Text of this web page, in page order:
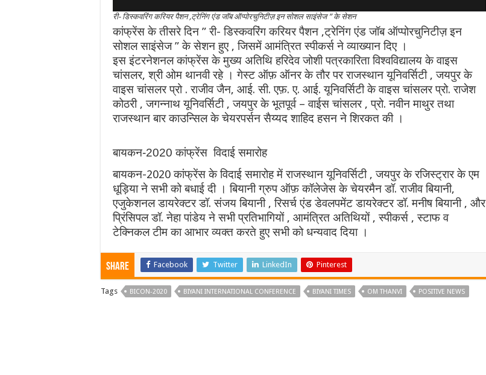
री- डिस्कवरिंग करियर पैशन ,ट्रेनिंग एंड जॉब ऑप्पोरचुनिटीज़ इन सोशल साइंसेज ” के सेशन
कांफ्रेंस के तीसरे दिन ” री- डिस्कवरिंग करियर पैशन ,ट्रेनिंग एंड जॉब ऑप्पोरचुनिटीज़ इन
सोशल साइंसेज ” के सेशन हुए , जिसमें आमंत्रित स्पीकर्स ने व्याख्यान दिए ।
इस इंटरनेशनल कांफ्रेंस के मुख्य अतिथि हरिदेव जोशी पत्रकारिता विश्वविद्यालय के वाइस
चांसलर, श्री ओम थानवी रहे । गेस्ट ऑफ़ ऑनर के तौर पर राजस्थान यूनिवर्सिटी , जयपुर के
वाइस चांसलर प्रो . राजीव जैन, आई. सी. एफ़. ए. आई. यूनिवर्सिटी के वाइस चांसलर प्रो. राजेश
कोठरी , जगन्नाथ यूनिवर्सिटी , जयपुर के भूतपूर्व – वाईस चांसलर , प्रो. नवीन माथुर तथा
राजस्थान बार काउन्सिल के चेयरपर्सन सैय्यद शाहिद हसन ने शिरकत की ।
बायकन-2020 कांफ्रेंस विदाई समारोह
बायकन-2020 कांफ्रेंस के विदाई समारोह में राजस्थान यूनिवर्सिटी , जयपुर के रजिस्ट्रार के एम
धूड़िया ने सभी को बधाई दी । बियानी ग्रुप ऑफ़ कॉलेजेस के चेयरमैन डॉ. राजीव बियानी,
एजुकेशनल डायरेक्टर डॉ. संजय बियानी , रिसर्च एंड डेवलपमेंट डायरेक्टर डॉ. मनीष बियानी , और
प्रिंसिपल डॉ. नेहा पांडेय ने सभी प्रतिभागियों , आमंत्रित अतिथियों , स्पीकर्स , स्टाफ व
टेक्निकल टीम का आभार व्यक्त करते हुए सभी को धन्यवाद दिया ।
Share Facebook Twitter LinkedIn Pinterest
Tags BICON-2020 BIYANI INTERNATIONAL CONFERENCE BIYANI TIMES OM THANVI POSITIVE NEWS